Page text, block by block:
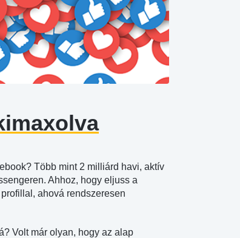
Több mint 2 milliárd havi, aktív
Ahhoz, hogy eljuss a
ahová rendszeresen
Volt már olyan, hogy az alap